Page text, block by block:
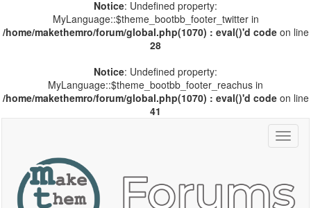
Notice: Undefined property:
MyLanguage::$theme_bootbb_footer_twitter in
/home/makethemro/forum/global.php(1070) : eval()'d codeon line
28
Notice: Undefined property:
MyLanguage::$theme_bootbb_footer_reachus in
/home/makethemro/forum/global.php(1070) : eval()'d codeon line
41